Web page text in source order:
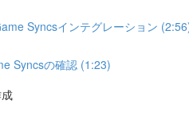
Syncsインテグレーション
Syncsの確認 (1:23)